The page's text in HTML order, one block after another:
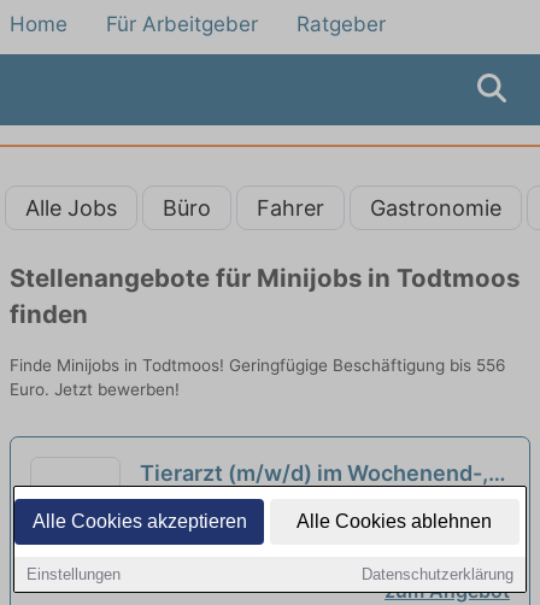
Alle Cookies akzeptieren Alle Cookies ablehnen
Einstellungen Datenschutzerklärung
Home Für Arbeitgeber Ratgeber
Alle Jobs Büro Fahrer Gastronomie
Stellenangebote für Minijobs in Todtmoos
finden
Finde Minijobs in Todtmoos! Geringfügige Beschäftigung bis 556
Euro. Jetzt bewerben!
Tierarzt (m/w/d) im Wochenend-,
Nacht- und Notdienst - Heilbronn
neu
VetStage GmbH | Freiburg im Breisgau
zum Angebot